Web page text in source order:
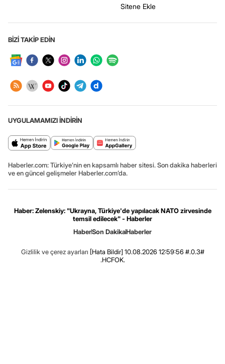
Sitene Ekle
BİZİ TAKİP EDİN
UYGULAMAMIZI İNDİRİN
Haberler.com: Türkiye’nin en kapsamlı haber sitesi. Son dakika haberleri
ve en güncel gelişmeler Haberler.com’da.
Haber: Zelenskiy: "Ukrayna, Türkiye'de yapılacak NATO zirvesinde
temsil edilecek" - Haberler
HaberSon DakikaHaberler
Gizlilik ve çerez ayarları [Hata Bildir] 10.08.2026 12:59:56 #.0.3#
.HCFOK.